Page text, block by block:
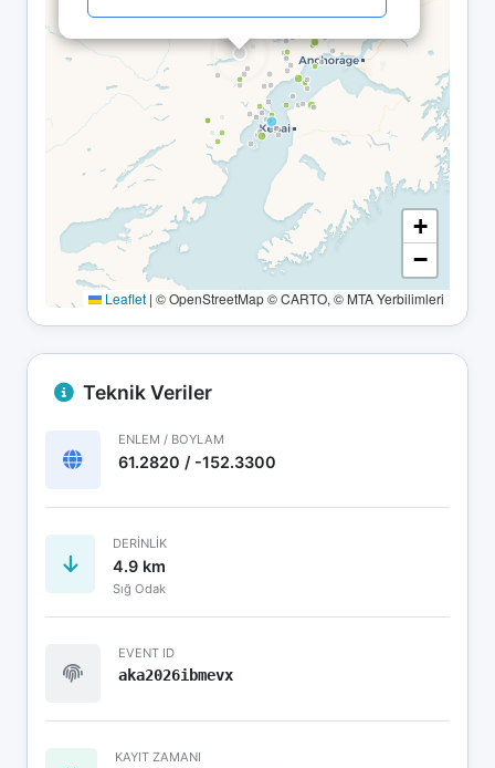
+
−
Leaflet | © OpenStreetMap © CARTO, © MTA Yerbilimleri
Teknik Veriler
ENLEM / BOYLAM
61.2820 / -152.3300
DERINLIK
4.9 km
Sığ Odak
EVENT ID
aka2026ibmevx
KAYIT ZAMANI